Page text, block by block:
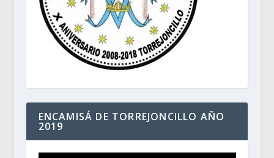
ENCAMISÁ DE TORREJONCILLO AÑO
2019